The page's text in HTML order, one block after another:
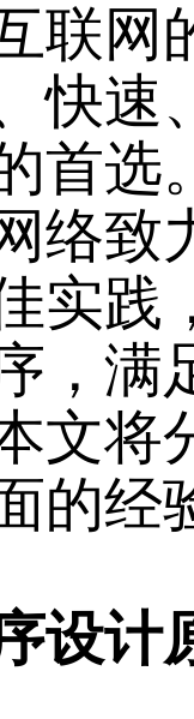
联网
快速
首选
络致
实践
，满
文将
的经
设计